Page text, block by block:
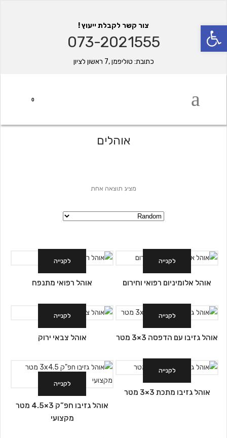
צור קשר לקבלת ייעוץ !
073-2021555
כתובת: טוליפמן ,7 ראשון לציון
0
אוהלים
מציג תוצאה אחת
לקנייה
אוהל אלומיניום רפואי וחירום
לקנייה
אוהל רפואי מתנפח
לקנייה
אוהל גזיבו עם הדפסה 3×3 מטר
לקנייה
אוהל צבאי ירוק
לקנייה
אוהל גזיבו מתכת 3×3 מטר
לקנייה
אוהל גזיבו חפ”ק 3×4.5 מטר
מקצועי
פתח סרגל נגישות